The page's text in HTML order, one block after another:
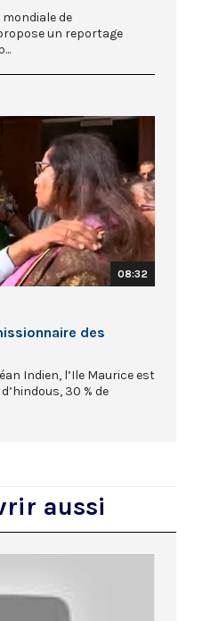
mondiale de
un reportage
08:32
des
Indien, l’Ile Maurice est
30 % de
aussi